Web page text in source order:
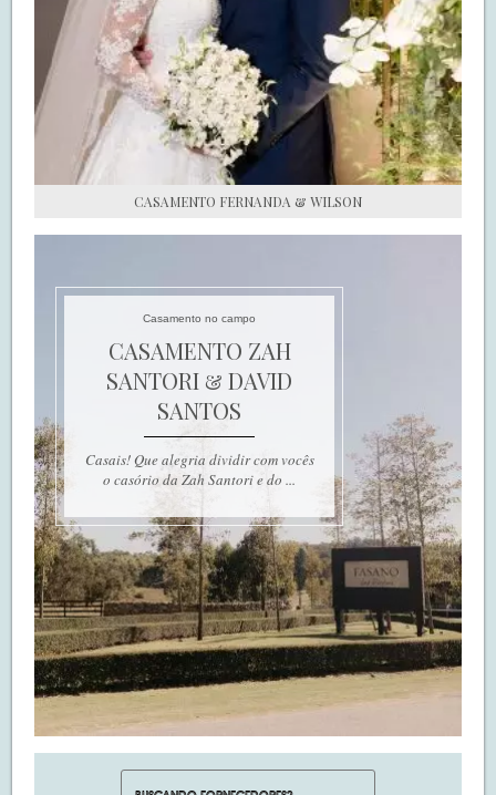
CASAMENTO FERNANDA & WILSON
Casamento no campo
CASAMENTO ZAH
SANTORI & DAVID
SANTOS
Casais! Que alegria dividir com vocês
o casório da Zah Santori e do ...